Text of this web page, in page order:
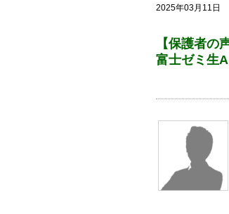
2025年03月11日
【保護者
富士ゼミ生